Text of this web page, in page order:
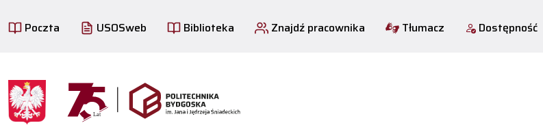
Poczta USOSweb Biblioteka Znajdź pracownika Tłumacz Dostępność